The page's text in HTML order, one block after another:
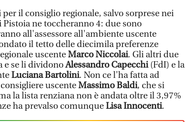
il consiglio regionale, salvo sorprese nei
ne toccheranno 4: due sono
all'assessore all'ambiente uscente
il tetto delle diecimila preferenze
uscenteMarco Niccolai. Gli altri due
e se li dividonoAlessandro Capecchi(FdI) e la
Luciana Bartolini. Non ce l'ha fatta ad
uscenteMassimo Baldi, che si
la lista renziana non è andata oltre il 3,97%
ha prevalso comunqueLisa Innocenti.